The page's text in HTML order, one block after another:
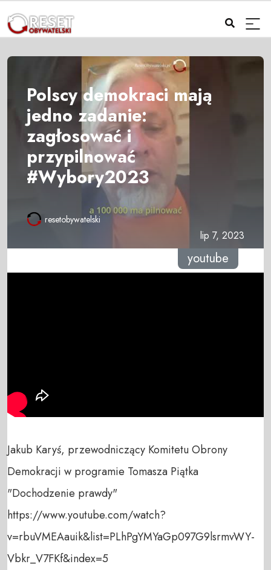
Polscy demokraci mają
jedno zadanie:
zagłosować i
przypilnować
#Wybory2023
resetobywatelski
lip 7, 2023
youtube
Jakub Karyś, przewodniczący Komitetu Obrony
Demokracji w programie Tomasza Piątka
"Dochodzenie prawdy"
https://www.youtube.com/watch?
v=rbuVMEAauik&list=PLhPgYMYaGp097G9lsrmvWY-
Vbkr_V7FKf&index=5